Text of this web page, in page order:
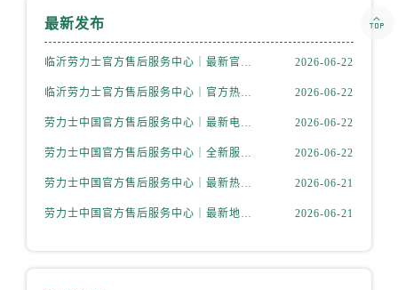
最新发布
临沂劳力士官方售后服务中心｜最新官方热线和详细网点地址权威信息公示（2026年6月更新） 2026-06-22
临沂劳力士官方售后服务中心｜官方热线及网点地址权威信息公示（2026年6月更新） 2026-06-22
劳力士中国官方售后服务中心｜最新电话与详细地址权威信息公告（2026年6月最新） 2026-06-22
劳力士中国官方售后服务中心｜全新服务热线及详细维修地址权威信息公告（2026年6月最新） 2026-06-22
劳力士中国官方售后服务中心｜最新热线和详细维修地址权威信息通知（2026年6月最新） 2026-06-21
劳力士中国官方售后服务中心｜最新地址及官方售后电话权威信息公告（2026年6月最新） 2026-06-21
